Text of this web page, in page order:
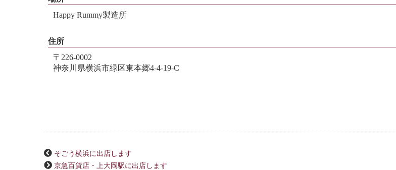
Happy Rummy製造所
住所
〒226-0002
神奈川県横浜市緑区東本郷4‐4‐19‐C
そごう横浜に出店します
京急百貨店・上大岡駅に出店します